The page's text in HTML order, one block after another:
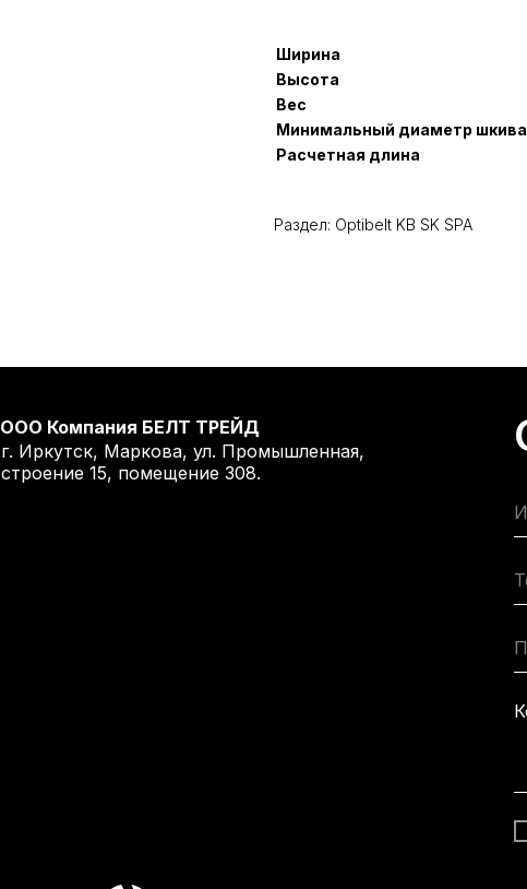
Ширина
Высота
Вес
Минимальный диаметр шкива
Расчетная длина
Раздел: Optibelt KB SK SPA
г. Иркутск, Маркова, ул. Промышленная,
строение 15, помещение 308.
ООО Компания БЕЛТ ТРЕЙД